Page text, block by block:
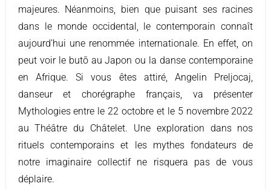
majeures. Néanmoins, bien que puisant ses racines
dans le monde occidental, le contemporain connaît
aujourd’hui une renommée internationale. En effet, on
peut voir le butō au Japon ou la danse contemporaine
en Afrique. Si vous êtes attiré, Angelin Preljocaj,
danseur et chorégraphe français, va présenter
Mythologies entre le 22 octobre et le 5 novembre 2022
au Théâtre du Châtelet. Une exploration dans nos
rituels contemporains et les mythes fondateurs de
notre imaginaire collectif ne risquera pas de vous
déplaire.